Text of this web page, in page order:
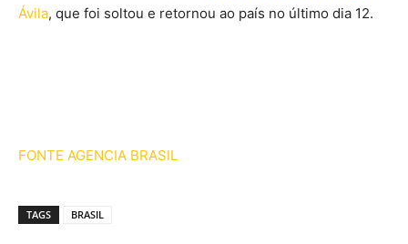
Ávila, que foi soltou e retornou ao país no último dia 12.
FONTE AGENCIA BRASIL
TAGS BRASIL